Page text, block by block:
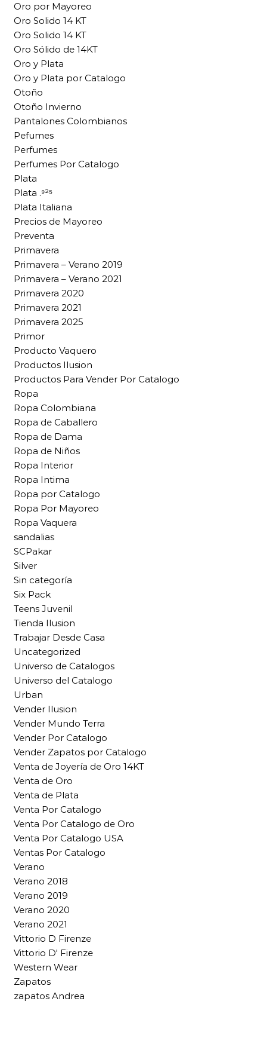
Oro por Mayoreo
Oro Solido 14 KT
Oro Solido 14 KT
Oro Sólido de 14KT
Oro y Plata
Oro y Plata por Catalogo
Otoño
Otoño Invierno
Pantalones Colombianos
Pefumes
Perfumes
Perfumes Por Catalogo
Plata
Plata .⁹²⁵
Plata Italiana
Precios de Mayoreo
Preventa
Primavera
Primavera – Verano 2019
Primavera – Verano 2021
Primavera 2020
Primavera 2021
Primavera 2025
Primor
Producto Vaquero
Productos Ilusion
Productos Para Vender Por Catalogo
Ropa
Ropa Colombiana
Ropa de Caballero
Ropa de Dama
Ropa de Niños
Ropa Interior
Ropa Intima
Ropa por Catalogo
Ropa Por Mayoreo
Ropa Vaquera
sandalias
SCPakar
Silver
Sin categoría
Six Pack
Teens Juvenil
Tienda Ilusion
Trabajar Desde Casa
Uncategorized
Universo de Catalogos
Universo del Catalogo
Urban
Vender Ilusion
Vender Mundo Terra
Vender Por Catalogo
Vender Zapatos por Catalogo
Venta de Joyería de Oro 14KT
Venta de Oro
Venta de Plata
Venta Por Catalogo
Venta Por Catalogo de Oro
Venta Por Catalogo USA
Ventas Por Catalogo
Verano
Verano 2018
Verano 2019
Verano 2020
Verano 2021
Vittorio D Firenze
Vittorio D' Firenze
Western Wear
Zapatos
zapatos Andrea